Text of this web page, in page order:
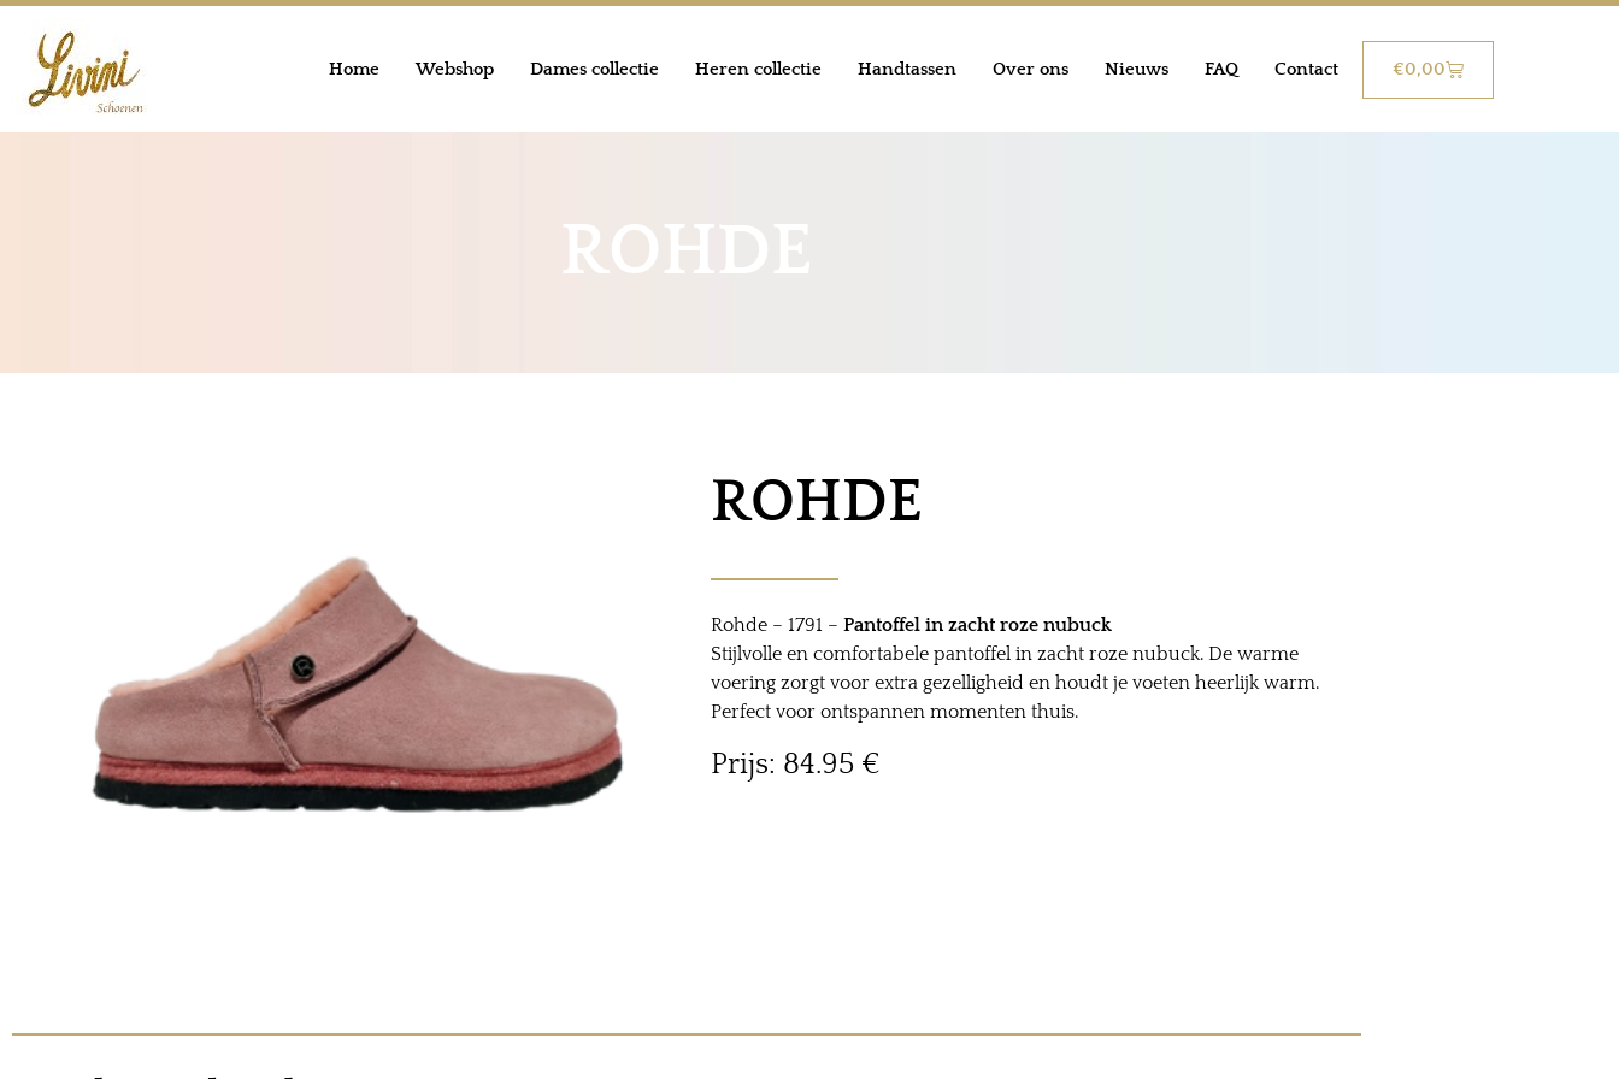
Home Webshop Dames collectie Heren collectie Handtassen Over ons Nieuws FAQ Contact €0,00
ROHDE
ROHDE
Rohde – 1791 – Pantoffel in zacht roze nubuck
Stijlvolle en comfortabele pantoffel in zacht roze nubuck. De warme
voering zorgt voor extra gezelligheid en houdt je voeten heerlijk warm.
Perfect voor ontspannen momenten thuis.
Prijs: 84.95 ‎€